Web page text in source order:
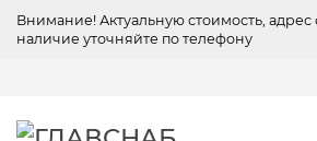
Внимание! Актуальную стоимость, адрес
наличие уточняйте по телефону